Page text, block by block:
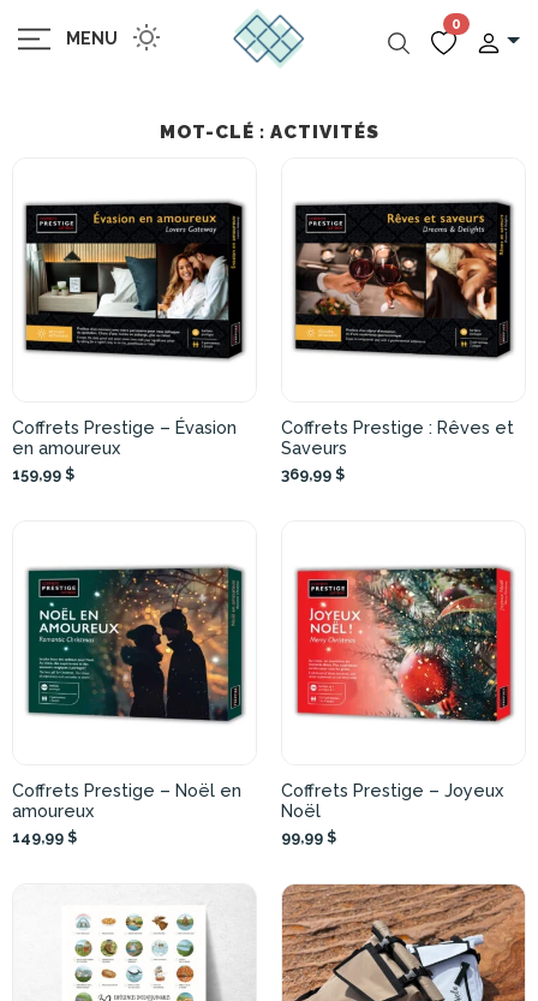
MENU
0
MOT-CLÉ : ACTIVITÉS
Coffrets Prestige – Évasion
en amoureux
159,99 $
Coffrets Prestige : Rêves et
Saveurs
369,99 $
Coffrets Prestige – Noël en
amoureux
149,99 $
Coffrets Prestige – Joyeux
Noël
99,99 $